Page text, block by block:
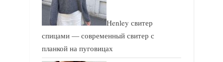
Henley свитер
спицами — современный свитер с
планкой на пуговицах